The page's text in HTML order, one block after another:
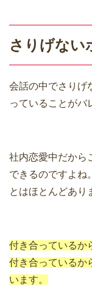
さりげない
会話の中でさりげ
っていることがバ
社内恋愛中だから
できるのですよね
とはほとんどあり
付き合っているか
付き合っているか
います。